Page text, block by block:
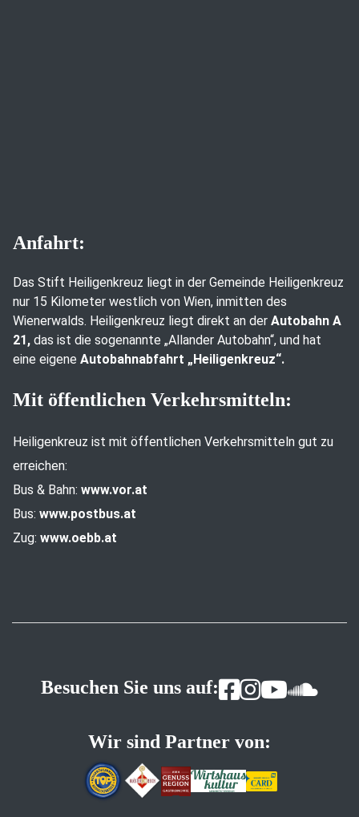
Anfahrt:
Das Stift Heiligenkreuz liegt in der Gemeinde Heiligenkreuz
nur 15 Kilometer westlich von Wien, inmitten des
Wienerwalds. Heiligenkreuz liegt direkt an der Autobahn A
21, das ist die sogenannte „Allander Autobahn“, und hat
eine eigene Autobahnabfahrt „Heiligenkreuz“.
Mit öffentlichen Verkehrsmitteln:
Heiligenkreuz ist mit öffentlichen Verkehrsmitteln gut zu
erreichen:
Bus & Bahn: www.vor.at
Bus: www.postbus.at
Zug: www.oebb.at
Besuchen Sie uns auf:
Wir sind Partner von: